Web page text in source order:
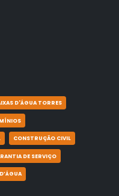
D'ÁGUA TORRES
CONSTRUÇÃO CIVIL
DE SERVIÇO